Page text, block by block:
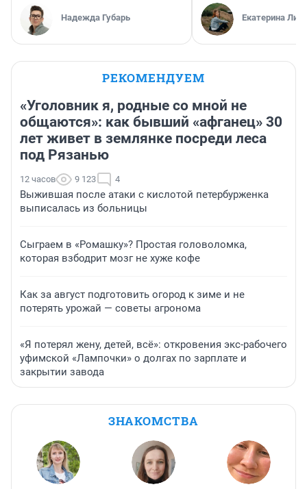
Надежда Губарь Екатерина
РЕКОМЕНДУЕМ
«Уголовник я, родные со мной не
общаются»: как бывший «афганец» 30
лет живет в землянке посреди леса
под Рязанью
12 часов 9 123 4
Выжившая после атаки с кислотой петербурженка
выписалась из больницы
Сыграем в «Ромашку»? Простая головоломка,
которая взбодрит мозг не хуже кофе
Как за август подготовить огород к зиме и не
потерять урожай — советы агронома
«Я потерял жену, детей, всё»: откровения экс-рабочего
уфимской «Лампочки» о долгах по зарплате и
закрытии завода
ЗНАКОМСТВА